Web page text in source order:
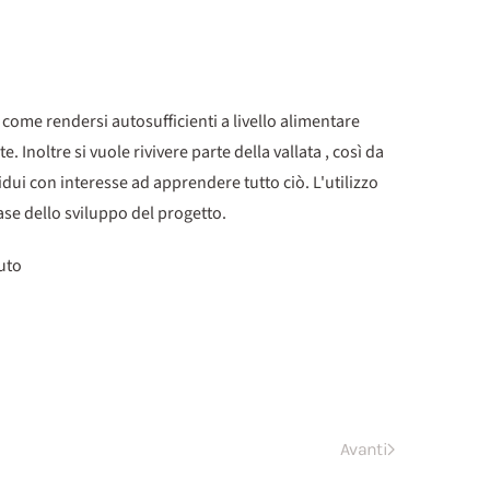
rendersi autosufficienti a livello alimentare
Inoltre si vuole rivivere parte della vallata , così da
con interesse ad apprendere tutto ciò. L'utilizzo
dello sviluppo del progetto.
Avanti